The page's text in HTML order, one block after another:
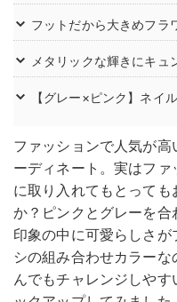
フットだから大きめフラ
メタリックな輝きにキュ
【グレー×ピンク】ネイ
ファッションで人気が
ーディネート。実はフ
に取り入れてもとって
か？ピンクとグレーを
印象の中に可愛らしさ
シの組み合わせカラー
んでもチャレンジしや